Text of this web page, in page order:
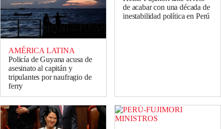
AMÉRICA LATINA
Policía de Guyana acusa de
asesinato al capitán y
tripulantes por naufragio de
ferry
de acabar con una década de
inestabilidad política en Perú